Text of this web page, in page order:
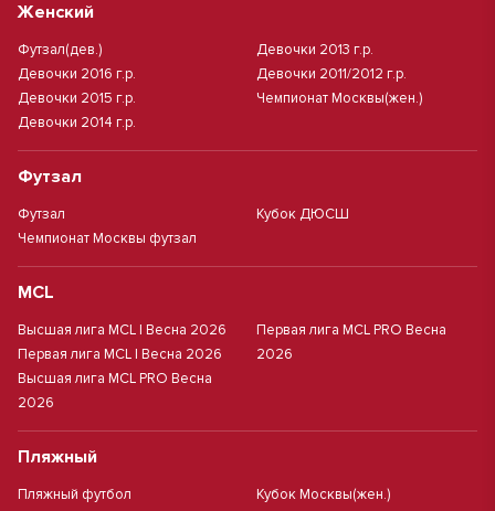
Женский
Футзал(дев.)
Девочки 2016 г.р.
Девочки 2015 г.р.
Девочки 2014 г.р.
Девочки 2013 г.р.
Девочки 2011/2012 г.р.
Чемпионат Москвы(жен.)
Футзал
Футзал
Чемпионат Москвы футзал
Кубок ДЮСШ
MCL
Высшая лига MCL | Весна 2026
Первая лига MCL | Весна 2026
Высшая лига MCL PRO Весна
2026
Первая лига MCL PRO Весна
2026
Пляжный
Пляжный футбол Кубок Москвы(жен.)